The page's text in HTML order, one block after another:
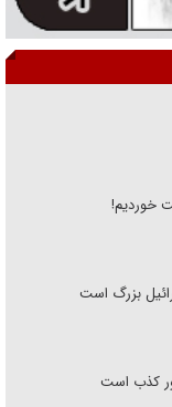
خوردیم!
بزرگ است
کذب است